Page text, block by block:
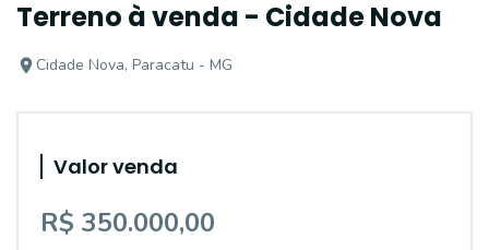
Terreno à venda - Cidade Nova
Cidade Nova, Paracatu - MG
Valor venda
R$ 350.000,00